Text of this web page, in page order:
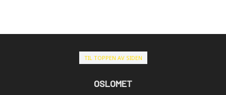
TIL TOPPEN AV SIDEN
OSLOMET